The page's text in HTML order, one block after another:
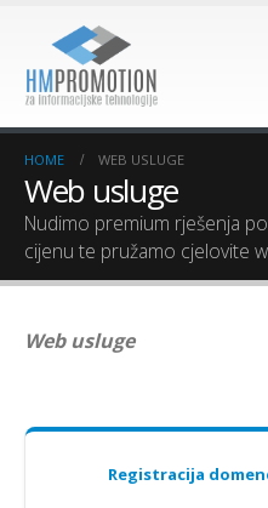
HOME WEB USLUGE
Web usluge
Nudimo premium rješenja
cijenu te pružamo cjelovite
Web usluge
Registracija